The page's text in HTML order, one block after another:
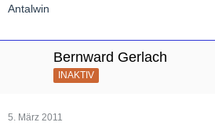
Antalwin
Bernward Gerlach
INAKTIV
5. März 2011